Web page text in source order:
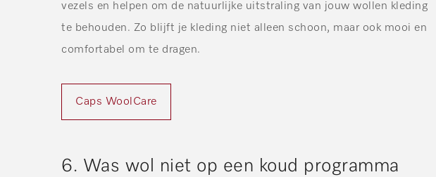
vezels en helpen om de natuurlijke uitstraling van jouw wollen kleding
te behouden. Zo blijft je kleding niet alleen schoon, maar ook mooi en
comfortabel om te dragen.
Caps WoolCare
6. Was wol niet op een koud programma